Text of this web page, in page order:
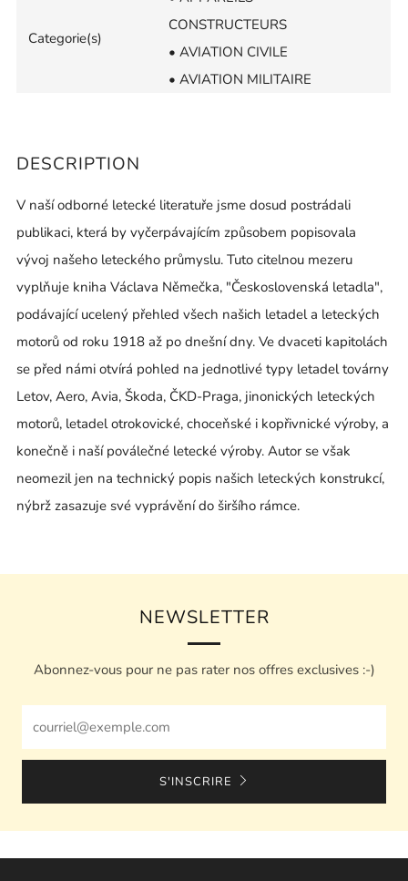
Categorie(s)
CONSTRUCTEURS
• AVIATION CIVILE
• AVIATION MILITAIRE
DESCRIPTION
V naší odborné letecké literatuře jsme dosud postrádali
publikaci, která by vyčerpávajícím způsobem popisovala
vývoj našeho leteckého průmyslu. Tuto citelnou mezeru
vyplňuje kniha Václava Němečka, "Československá letadla",
podávající ucelený přehled všech našich letadel a leteckých
motorů od roku 1918 až po dnešní dny. Ve dvaceti kapitolách
se před námi otvírá pohled na jednotlivé typy letadel továrny
Letov, Aero, Avia, Škoda, ČKD-Praga, jinonických leteckých
motorů, letadel otrokovické, choceňské i kopřivnické výroby, a
konečně i naší poválečné letecké výroby. Autor se však
neomezil jen na technický popis našich leteckých konstrukcí,
nýbrž zasazuje své vyprávění do širšího rámce.
NEWSLETTER
Abonnez-vous pour ne pas rater nos offres exclusives :-)
S'INSCRIRE